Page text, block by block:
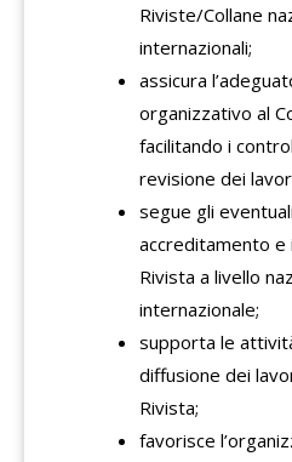
Riviste/Collane
internazionali;
assicura
organizzativo al
facilitando i
revisione dei
segue gli
accreditamento e
Rivista a livello
internazionale;
supporta le
diffusione dei
Rivista;
favorisce